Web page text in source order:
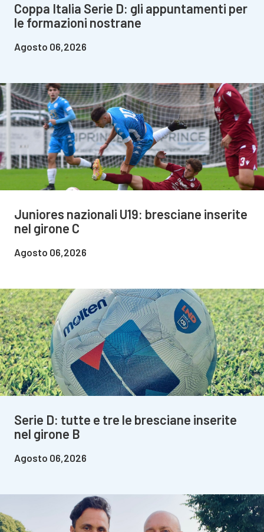
Coppa Italia Serie D: gli appuntamenti per
le formazioni nostrane
Agosto 06,2026
Juniores nazionali U19: bresciane inserite
nel girone C
Agosto 06,2026
Serie D: tutte e tre le bresciane inserite
nel girone B
Agosto 06,2026